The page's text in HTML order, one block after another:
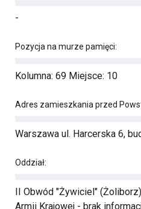
-
Pozycja na murze pamięci:
Kolumna: 69 Miejsce: 10
Adres zamieszkania przed
Warszawa ul. Harcerska 6,
Oddział:
II Obwód "Żywiciel"
Armii Krajowej - brak